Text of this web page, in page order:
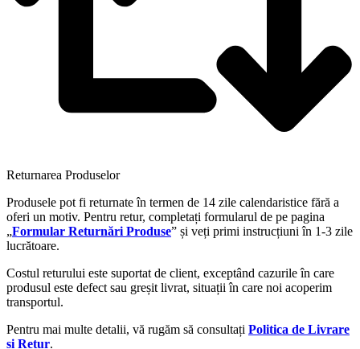
Returnarea Produselor
Produsele pot fi returnate în termen de 14 zile calendaristice fără a
oferi un motiv. Pentru retur, completați formularul de pe pagina
„Formular Returnări Produse” și veți primi instrucțiuni în 1-3 zile
lucrătoare.
Costul returului este suportat de client, exceptând cazurile în care
produsul este defect sau greșit livrat, situații în care noi acoperim
transportul.
Pentru mai multe detalii, vă rugăm să consultați Politica de Livrare
și Retur.